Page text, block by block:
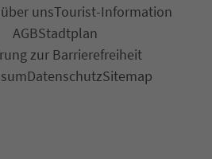
unsTourist-Information
AGBStadtplan
zur Barrierefreiheit
DatenschutzSitemap